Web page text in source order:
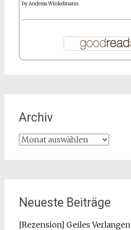
byAndreas Winkelmann
Archiv
Archiv
Neueste Beiträge
[Rezension] Geiles Verlangen